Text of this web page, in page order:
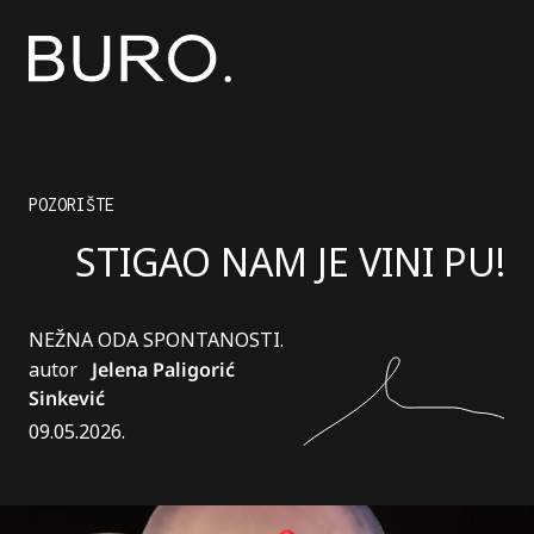
POZORIŠTE
STIGAO NAM JE VINI PU!
NEŽNA ODA SPONTANOSTI.
autor Jelena Paligorić
Sinkević
09.05.2026.